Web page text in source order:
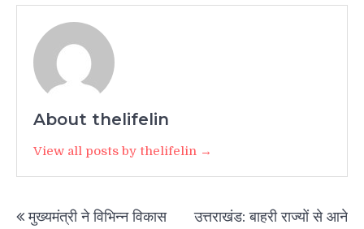
About thelifelin
View all posts by thelifelin →
मुख्यमंत्री ने विभिन्न विकास उत्तराखंड: बाहरी राज्यों से आने